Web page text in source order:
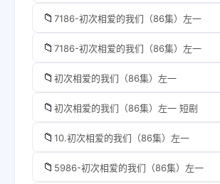
📁 7186-初次相爱的我们（86集）左一
📁 7186-初次相爱的我们（86集）左一
📁 初次相爱的我们（86集）左一
📁 初次相爱的我们（86集）左一 短剧
📁 10.初次相爱的我们（86集）左一
📁 5986-初次相爱的我们（86集）左一